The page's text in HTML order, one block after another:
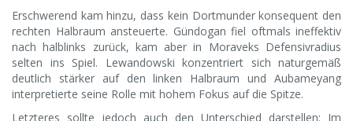
Erschwerend kam hinzu, dass kein Dortmunder konsequent den
rechten Halbraum ansteuerte. Gündogan fiel oftmals ineffektiv
nach halblinks zurück, kam aber in Moraveks Defensivradius
selten ins Spiel. Lewandowski konzentriert sich naturgemäß
deutlich stärker auf den linken Halbraum und Aubameyang
interpretierte seine Rolle mit hohem Fokus auf die Spitze.
Letzteres sollte jedoch auch den Unterschied darstellen: Im